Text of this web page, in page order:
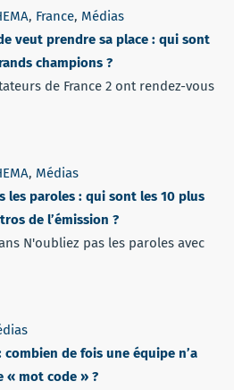
, France, Médias
veut prendre sa place : qui sont
champions ?
de France 2 ont rendez-vous
, Médias
les paroles : qui sont les 10 plus
de l’émission ?
N'oubliez pas les paroles avec
combien de fois une équipe n’a
« mot code » ?